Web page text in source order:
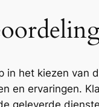
in het kiezen van
en ervaringen.
geleverde